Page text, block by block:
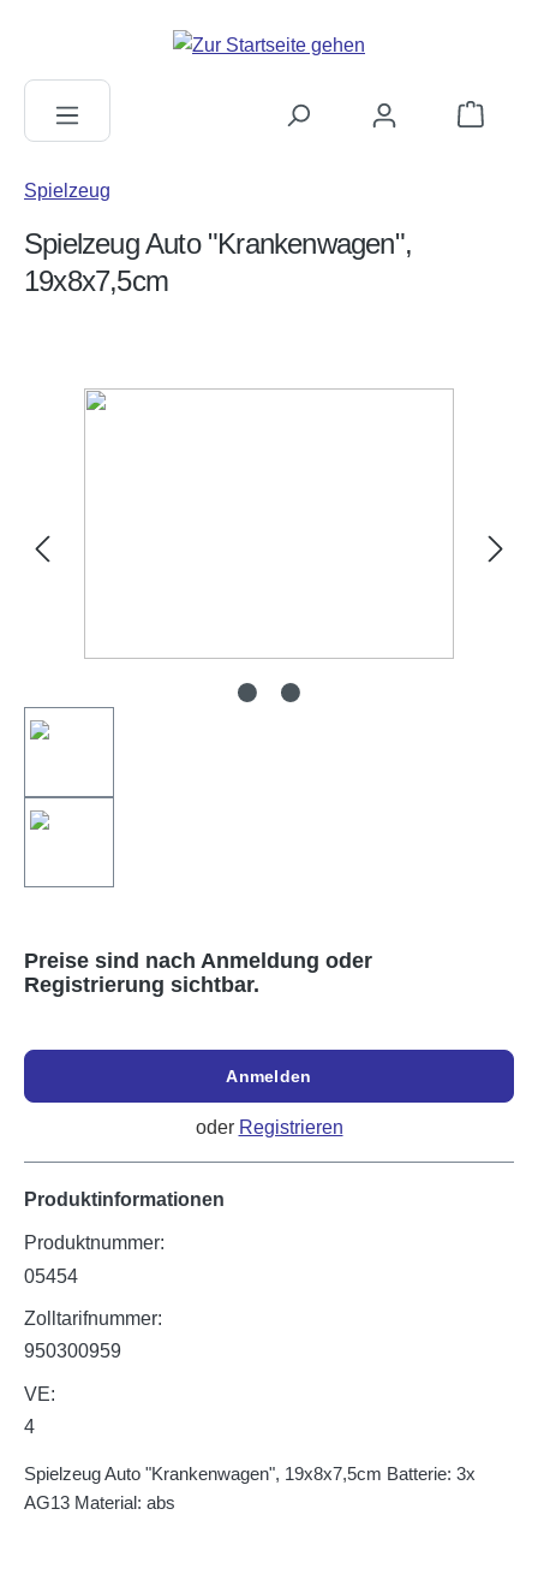
Spielzeug
Spielzeug Auto "Krankenwagen",
19x8x7,5cm
Bildergalerie überspringen
Preise sind nach Anmeldung oder
Registrierung sichtbar.
Anmelden
oder Registrieren
Produktinformationen
Produktnummer:
05454
Zolltarifnummer:
950300959
VE:
4
Spielzeug Auto "Krankenwagen", 19x8x7,5cm Batterie: 3x
AG13 Material: abs